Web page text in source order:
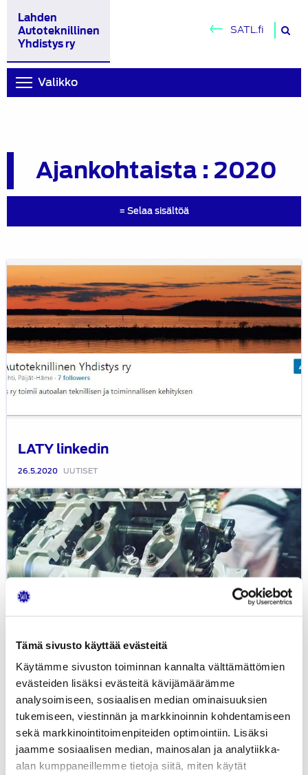
Tämä sivusto käyttää evästeitä
Käytämme sivuston toiminnan kannalta välttämättömien
evästeiden lisäksi evästeitä kävijämäärämme
analysoimiseen, sosiaalisen median ominaisuuksien
tukemiseen, viestinnän ja markkinoinnin kohdentamiseen
sekä markkinointitoimenpiteiden optimointiin. Lisäksi
jaamme sosiaalisen median, mainosalan ja analytiikka-
alan kumppaneillemme tietoja siitä, miten käytät
Lahden
Autoteknillinen
Yhdistys ry
SATL.fi
Valikko
≡ Selaa sisältöä
Ajankohtaista : 2020
LATY linkedin
26.5.2020 UUTISET
LATY
linkedin
LATY
Instagram